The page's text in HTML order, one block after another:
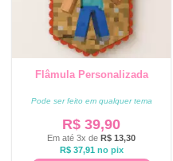
Flâmula Personalizada
Pode ser feito em qualquer tema
R$ 39,90
Em até 3x de R$ 13,30
R$37,91 no pix